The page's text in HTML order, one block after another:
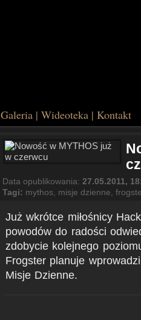
Galeria | Wideoteka | Kontakt
Data opublikowania: 27.05.2011,
Tagi: mythos misje dzienne
Już wkrótce miłośnicy
powodów do radości
zdobycie kolejnego
Frogster planuje
Misje Dzienne.